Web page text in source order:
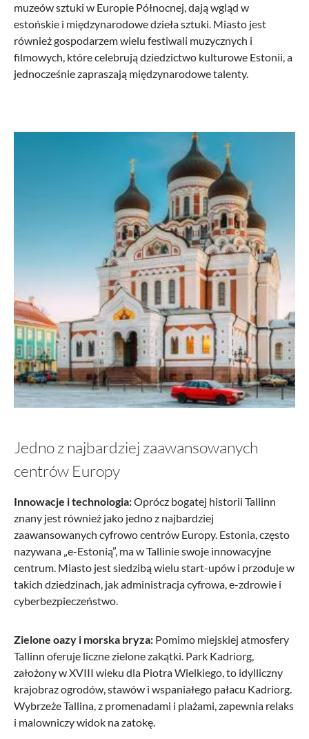
muzeów sztuki w Europie Północnej, dają wgląd w
estońskie i międzynarodowe dzieła sztuki. Miasto jest
również gospodarzem wielu festiwali muzycznych i
filmowych, które celebrują dziedzictwo kulturowe Estonii, a
jednocześnie zapraszają międzynarodowe talenty.
Jedno z najbardziej zaawansowanych
centrów Europy
Innowacje i technologia:Oprócz bogatej historii Tallinn
znany jest również jako jedno z najbardziej
zaawansowanych cyfrowo centrów Europy. Estonia, często
nazywana „e-Estonią”, ma w Tallinie swoje innowacyjne
centrum. Miasto jest siedzibą wielu start-upów i przoduje w
takich dziedzinach, jak administracja cyfrowa, e-zdrowie i
cyberbezpieczeństwo.
Zielone oazy i morska bryza: Pomimo miejskiej atmosfery
Tallinn oferuje liczne zielone zakątki. Park Kadriorg,
założony w XVIII wieku dla Piotra Wielkiego, to idylliczny
krajobraz ogrodów, stawów i wspaniałego pałacu Kadriorg.
Wybrzeże Tallina, z promenadami i plażami, zapewnia relaks
i malowniczy widok na zatokę.